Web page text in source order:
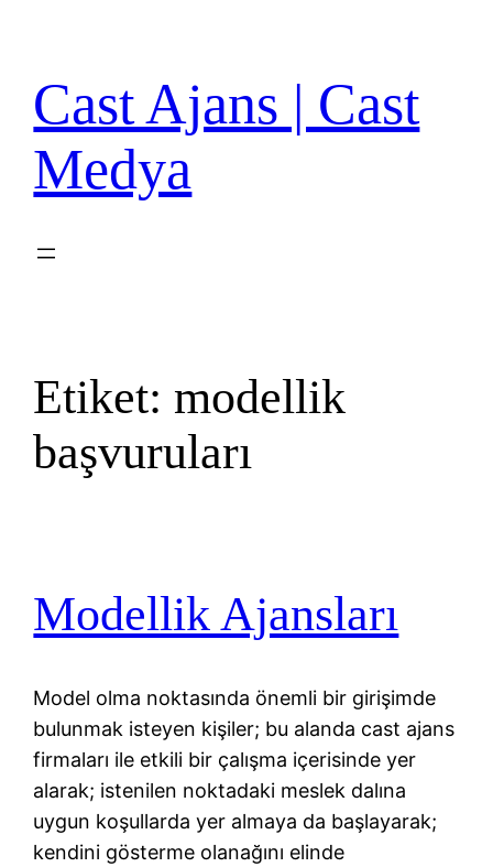
Cast Ajans | Cast
Medya
Etiket: modellik
başvuruları
Modellik Ajansları
Model olma noktasında önemli bir girişimde
bulunmak isteyen kişiler; bu alanda cast ajans
firmaları ile etkili bir çalışma içerisinde yer
alarak; istenilen noktadaki meslek dalına
uygun koşullarda yer almaya da başlayarak;
kendini gösterme olanağını elinde